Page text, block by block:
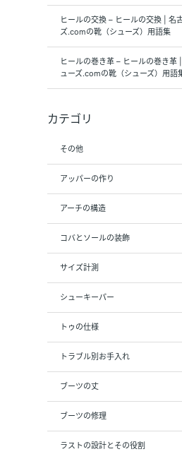
ヒールの交換 – ヒールの交換 | 名
ズ.comの靴（シューズ）用語集
ヒールの巻き革 – ヒールの巻き革
ューズ.comの靴（シューズ）用語
カテゴリ
その他
アッパーの作り
アーチの構造
コバとソールの装飾
サイズ計測
シューキーパー
トゥの仕様
トラブル別お手入れ
ブーツの丈
ブーツの修理
ラストの設計とその役割